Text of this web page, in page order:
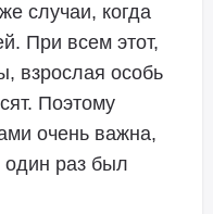
случаи, когда
При всем этот,
взрослая особь
Поэтому
очень важна,
один раз был